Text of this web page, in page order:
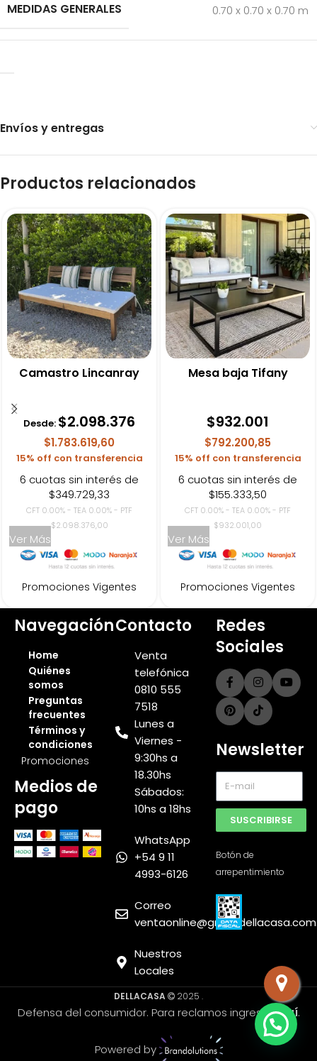
MEDIDAS GENERALES 0.70 x 0.70 x 0.70 m
Envíos y entregas
Productos relacionados
Camastro Lincanray
Desde: $2.098.376
$1.783.619,60
15% off con transferencia
6 cuotas sin interés de
$349.729,33
CFT 0.00% - TEA 0.00% - PTF
$2.098.376,00
Ver Más
Promociones Vigentes
Mesa baja Tifany
$932.001
$792.200,85
15% off con transferencia
6 cuotas sin interés de
$155.333,50
CFT 0.00% - TEA 0.00% - PTF
$932.001,00
Ver Más
Promociones Vigentes
Navegación
Home
Quiénes
somos
Preguntas
frecuentes
Términos y
condiciones
Promociones
Medios de
pago
Contacto
Venta
telefónica
0810 555
7518
Lunes a
Viernes -
9:30hs a
18.30hs
Sábados:
10hs a 18hs
WhatsApp
+54 9 11
4993-6126
Correo
Nuestros
Locales
Redes
Sociales
Newsletter
SUSCRIBIRSE
Botón de
arrepentimiento
DELLACASA 2025 .
Defensa del consumidor. Para reclamos ingreseaquí.
Powered by